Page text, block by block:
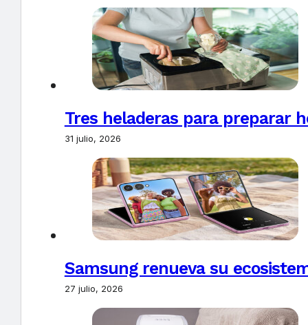
Tres heladeras para preparar
31 julio, 2026
Samsung renueva su
27 julio, 2026